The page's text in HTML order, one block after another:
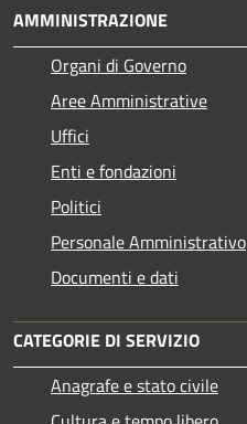
AMMINISTRAZIONE
Organi di Governo
Aree Amministrative
Uffici
Enti e fondazioni
Politici
Personale Amministrativo
Documenti e dati
CATEGORIE DI SERVIZIO
Anagrafe e stato civile